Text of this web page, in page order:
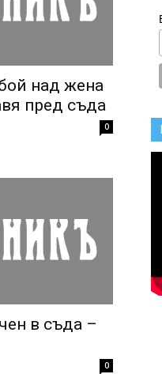
над жена
пред съда
0
в съда –
0